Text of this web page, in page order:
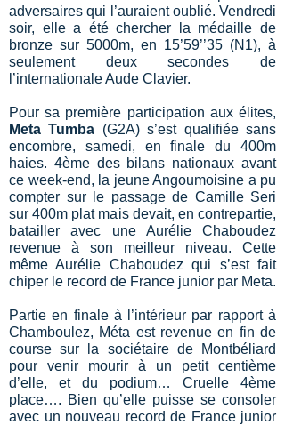
adversaires qui l’auraient oublié. Vendredi
soir, elle a été chercher la médaille de
bronze sur 5000m, en 15’59’’35 (N1), à
seulement deux secondes de
l’internationale Aude Clavier.
Pour sa première participation aux élites,
Meta Tumba (G2A) s’est qualifiée sans
encombre, samedi, en finale du 400m
haies. 4ème des bilans nationaux avant
ce week-end, la jeune Angoumoisine a pu
compter sur le passage de Camille Seri
sur 400m plat mais devait, en contrepartie,
batailler avec une Aurélie Chaboudez
revenue à son meilleur niveau. Cette
même Aurélie Chaboudez qui s’est fait
chiper le record de France junior par Meta.
Partie en finale à l’intérieur par rapport à
Chamboulez, Méta est revenue en fin de
course sur la sociétaire de Montbéliard
pour venir mourir à un petit centième
d’elle, et du podium… Cruelle 4ème
place…. Bien qu’elle puisse se consoler
avec un nouveau record de France junior